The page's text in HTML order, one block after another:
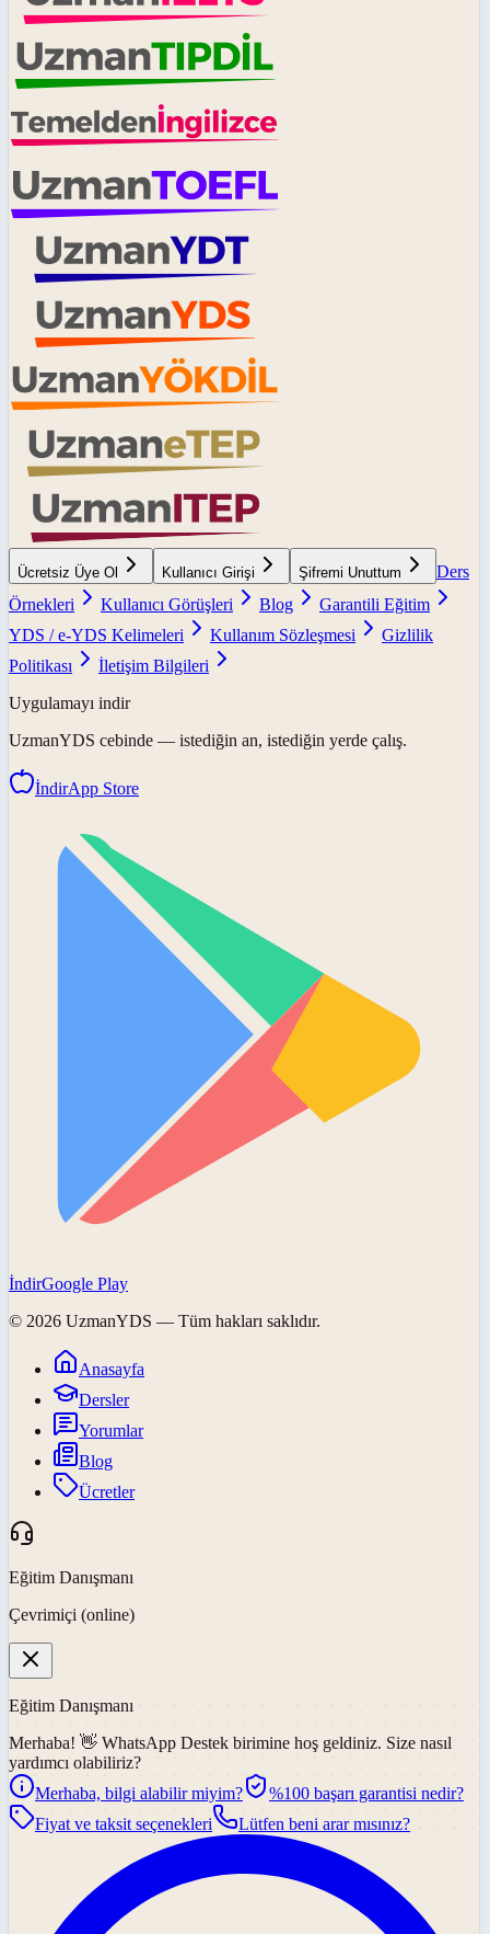
Ücretsiz Üye Ol Kullanıcı Girişi Şifremi Unuttum
Ders
Örnekleri
Kullanıcı Görüşleri Blog
Garantili Eğitim
YDS / e-YDS Kelimeleri
Kullanım Sözleşmesi
Gizlilik
Politikası
İletişim Bilgileri
Uygulamayı indir
UzmanYDS cebinde — istediğin an, istediğin yerde çalış.
İndirApp Store
İndirGoogle Play
© 2026 UzmanYDS — Tüm hakları saklıdır.
Anasayfa
Dersler
Yorumlar
Blog
Ücretler
Eğitim Danışmanı
Çevrimiçi (online)
Eğitim Danışmanı
Merhaba! 👋 WhatsApp Destek birimine hoş geldiniz. Size nasıl
yardımcı olabiliriz?
Merhaba, bilgi alabilir miyim?
%100 başarı garantisi nedir?
Fiyat ve taksit seçenekleri
Lütfen beni arar mısınız?